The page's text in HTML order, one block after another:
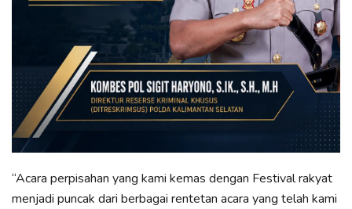
“Acara perpisahan yang kami kemas dengan Festival rakyat
menjadi puncak dari berbagai rentetan acara yang telah kami